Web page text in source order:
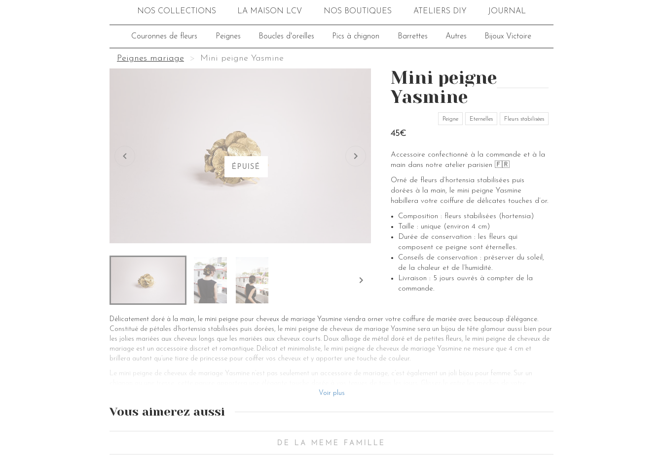
NOS COLLECTIONS LA MAISON LCV NOS BOUTIQUES ATELIERS DIY JOURNAL
Couronnes de fleurs Peignes Boucles d'oreilles Pics à chignon Barrettes Autres Bijoux Victoire
Peignes mariage Mini peigne Yasmine
ÉPUISÉ
Mini peigne
Yasmine
Peigne Eternelles Fleurs stabilisées
45€
Accessoire confectionné à la commande et à la
main dans notre atelier parisien 🇫🇷
Orné de fleurs d’hortensia stabilisées puis
dorées à la main, le mini peigne Yasmine
habillera votre coiffure de délicates touches d’or.
Composition : fleurs stabilisées (hortensia)
Taille : unique (environ 4 cm)
Durée de conservation : les fleurs qui
composent ce peigne sont éternelles.
Conseils de conservation : préserver du soleil,
de la chaleur et de l’humidité.
Livraison : 5 jours ouvrés à compter de la
commande.
Délicatement doré à la main, le mini peigne pour cheveux de mariage Yasmine viendra orner votre coiffure de mariée avec beaucoup d’élégance.
Constitué de pétales d’hortensia stabilisées puis dorées, le mini peigne de cheveux de mariage Yasmine sera un bijou de tête glamour aussi bien pour
les jolies mariées aux cheveux longs que les mariées aux cheveux courts. Doux alliage de métal doré et de petites fleurs, le mini peigne de cheveux de
mariage est un accessoire discret et romantique. Délicat et minimaliste, le mini peigne de cheveux de mariage Yasmine ne mesure que 4 cm et
brillera autant qu’une tiare de princesse pour coiffer vos cheveux et y apporter une touche de couleur.
Le mini peigne de cheveux de mariage Yasmine n’est pas seulement un accessoire de mariage, c’est également un joli bijou pour femme. Sur un
chevelure, accompagné de boucles d’oreilles en pierres fines et le tout fera un look casual très chic. Vous pourrez également le porter pour un
peigne de cheveux de mariage a été pensé pour sublimer votre coiffure de mariage avant tout. Sur un chignon de mariage (chignon bas ou chignon
façon certaine. Pour accessoiriser une élégante robe de mariée en satin ou la traîne d’un voile de mariée en dentelle, le mini peigne de cheveux de
Voir plus
Vous aimerez aussi
DE LA MEME FAMILLE